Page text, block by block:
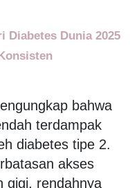
Diabetes Dunia 2025
bahwa
terdampak
diabetes tipe 2.
akses
gigi, rendahnya